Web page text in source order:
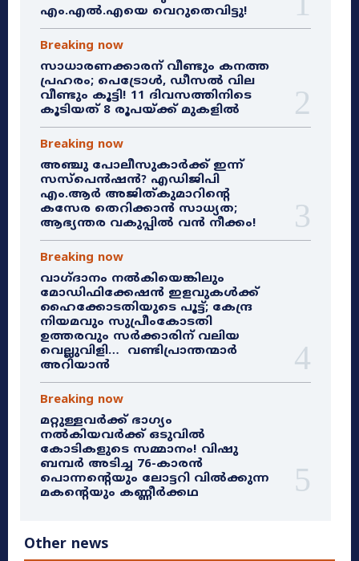
എം.എൽ.എയെ വെറുതെവിട്ടു!
Breaking now
സാധാരണക്കാരന് വീണ്ടും കനത്ത
പ്രഹരം; പെട്രോൾ, ഡീസൽ വില
വീണ്ടും കൂട്ടി! 11 ദിവസത്തിനിടെ
കൂടിയത് 8 രൂപയ്ക്ക് മുകളിൽ
Breaking now
അഞ്ചു പോലീസുകാർക്ക് ഇന്ന്
സസ്‌പെൻഷൻ? എഡിജിപി
എം.ആർ അജിത്കുമാറിൻ്റെ
കസേര തെറിക്കാൻ സാധ്യത;
ആഭ്യന്തര വകുപ്പിൽ വൻ നീക്കം!
Breaking now
വാഗ്ദാനം നൽകിയെങ്കിലും
മോഡിഫിക്കേഷൻ ഇളവുകൾക്ക്
ഹൈക്കോടതിയുടെ പൂട്ട്; കേന്ദ്ര
നിയമവും സുപ്രീംകോടതി
ഉത്തരവും സർക്കാരിന് വലിയ
വെല്ലുവിളി… വണ്ടിപ്രാന്തന്മാർ
അറിയാൻ
Breaking now
മറ്റുള്ളവർക്ക് ഭാഗ്യം
നൽകിയവർക്ക് ഒടുവിൽ
കോടികളുടെ സമ്മാനം! വിഷു
ബമ്പർ അടിച്ച 76-കാരൻ
പൊന്നന്റെയും ലോട്ടറി വിൽക്കുന്ന
മകന്റെയും കണ്ണീർക്കഥ
Other news